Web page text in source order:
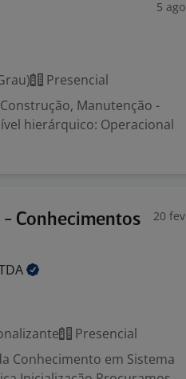
5 ago
Presencial
Manutenção -
hierárquico: Operacional
- Conhecimentos
20 fev
Presencial
Conhecimento em Sistema